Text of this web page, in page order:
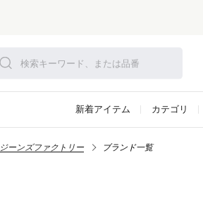
新着アイテム カテゴリ
ジーンズファクトリー ブランド一覧